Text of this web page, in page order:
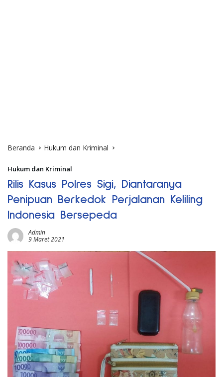
Beranda Hukum dan Kriminal
Hukum dan Kriminal
Rilis Kasus Polres Sigi, Diantaranya
Penipuan Berkedok Perjalanan Keliling
Indonesia Bersepeda
Admin
9 Maret 2021